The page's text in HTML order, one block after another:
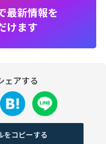
最新情報を
けます
ェアする
をコピーする